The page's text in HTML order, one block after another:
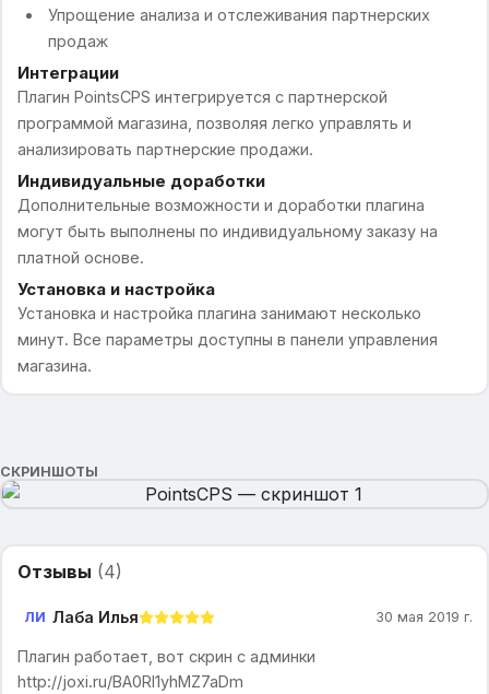
Упрощение анализа и отслеживания партнерских
продаж
Интеграции
Плагин PointsCPS интегрируется с партнерской
программой магазина, позволяя легко управлять и
анализировать партнерские продажи.
Индивидуальные доработки
Дополнительные возможности и доработки плагина
могут быть выполнены по индивидуальному заказу на
платной основе.
Установка и настройка
Установка и настройка плагина занимают несколько
минут. Все параметры доступны в панели управления
магазина.
СКРИНШОТЫ
Отзывы (4)
ЛИ Лаба Илья 30 мая 2019 г.
Плагин работает, вот скрин с админки
http://joxi.ru/BA0Rl1yhMZ7aDm